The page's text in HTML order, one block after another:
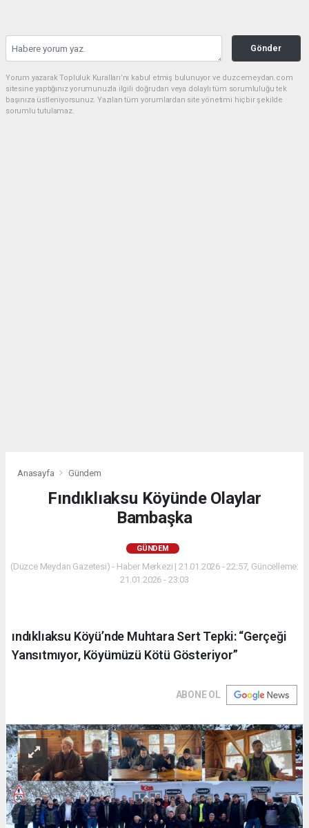
Gönder
Yorum yazarak Topluluk Kuralları’nı kabul etmiş bulunuyor ve duzcemeydan.com
sitesine yaptığınız yorumunuzla ilgili doğrudan veya dolaylı tüm sorumluluğu tek
başınıza üstleniyorsunuz. Yazılan tüm yorumlardan site yönetimi hiçbir şekilde
sorumlu tutulamaz.
Anasayfa Gündem
Fındıklıaksu Köyünde Olaylar
Bambaşka
GÜNDEM
(Düzce Meydan Gazetesi) - Haber Merkezi | 21.01.2026 - 22:57, Güncelleme:
21.01.2026 - 23:03
ındıklıaksu Köyü’nde Muhtara Sert Tepki: “Gerçeği
Yansıtmıyor, Köyümüzü Kötü Gösteriyor”
ABONE OL